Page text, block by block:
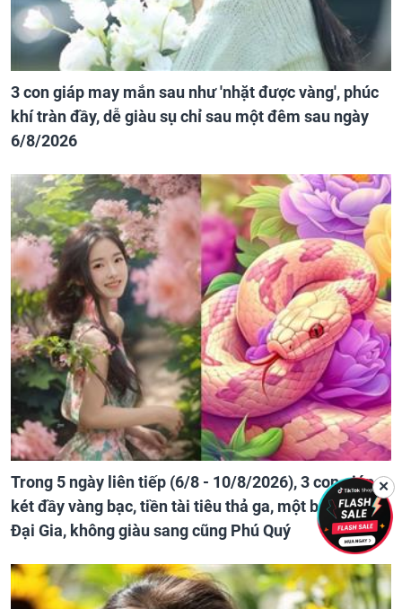
3 con giáp may mắn sau như 'nhặt được vàng', phúc
khí tràn đầy, dễ giàu sụ chỉ sau một đêm sau ngày
6/8/2026
Trong 5 ngày liên tiếp (6/8 - 10/8/2026), 3 con giáp
két đầy vàng bạc, tiền tài tiêu thả ga, một bước thành
Đại Gia, không giàu sang cũng Phú Quý
✕